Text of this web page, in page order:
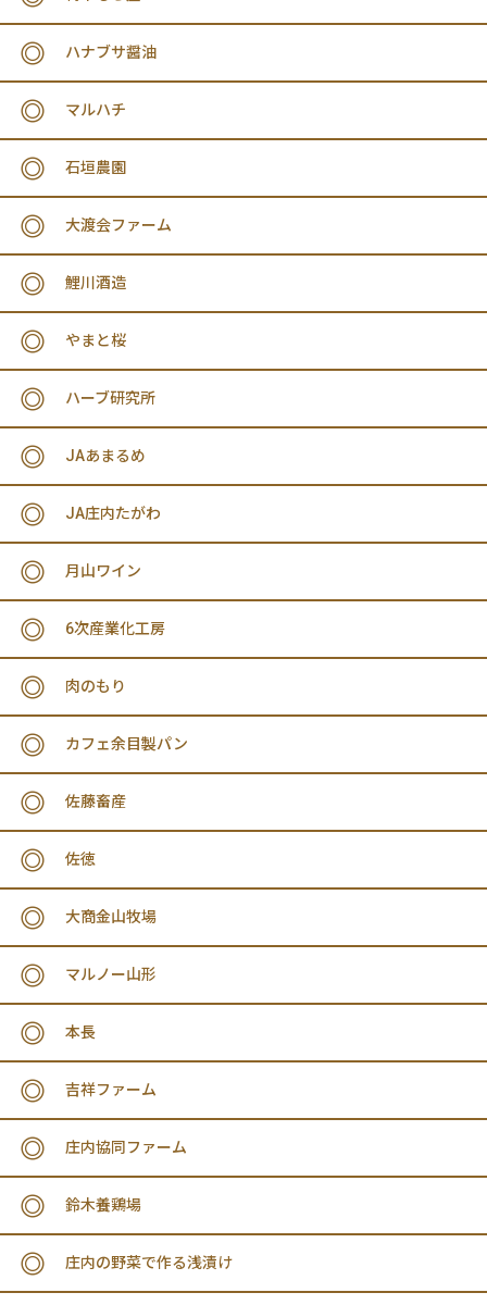
ハナブサ醤油
マルハチ
石垣農園
大渡会ファーム
鯉川酒造
やまと桜
ハーブ研究所
JAあまるめ
JA庄内たがわ
月山ワイン
6次産業化工房
肉のもり
カフェ余目製パン
佐藤畜産
佐徳
大商金山牧場
マルノー山形
本長
吉祥ファーム
庄内協同ファーム
鈴木養鶏場
庄内の野菜で作る浅漬け